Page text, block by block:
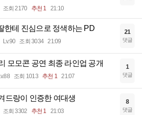
조회 2170 추천 1 21:10
한테 진심으로 정색하는 PD
Lv.90 조회 3034 21:09
21
댓글
모모콘 공연 최종 라인업 공개
조회 1013 추천 1 21:07
1
댓글
드랑이 인증한 여대생
조회 3302 추천 1 21:03
8
댓글